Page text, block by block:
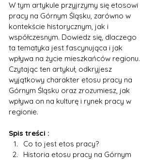
W tym artykule przyjrzymy się etosowi
pracy na Górnym Śląsku, zarówno w
kontekście historycznym, jak i
współczesnym. Dowiedz się, dlaczego
ta tematyka jest fascynująca i jak
wpływa na życie mieszkańców regionu.
Czytając ten artykuł, odkryjesz
wyjątkowy charakter etosu pracy na
Górnym Śląsku oraz zrozumiesz, jak
wpływa on na kulturę i rynek pracy w
regionie.
Spis treści :
Co to jest etos pracy?
Historia etosu pracy na Górnym